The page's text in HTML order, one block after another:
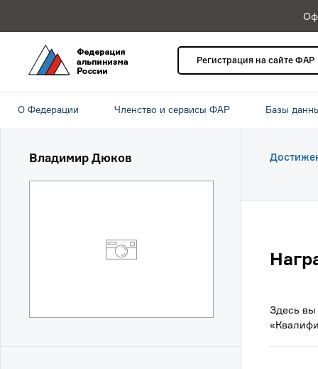
Регистрация на сайте ФАР
О Федерации Членство и сервисы ФАР Базы
Владимир Дюков
Здесь вы